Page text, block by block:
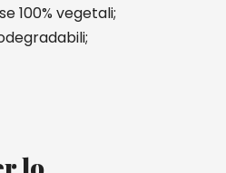
100% vegetali;